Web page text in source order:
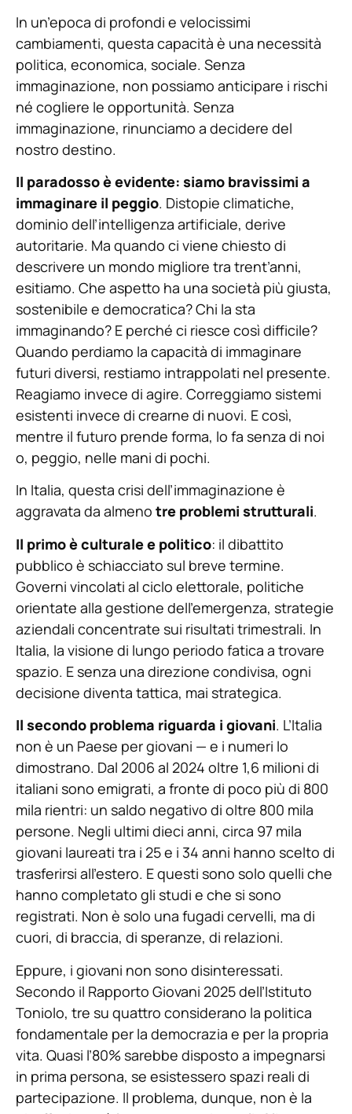
In un’epoca di profondi e velocissimi
cambiamenti, questa capacità è una necessità
politica, economica, sociale. Senza
immaginazione, non possiamo anticipare i rischi
né cogliere le opportunità. Senza
immaginazione, rinunciamo a decidere del
nostro destino.
Il paradosso è evidente: siamo bravissimi a
immaginare il peggio. Distopie climatiche,
dominio dell’intelligenza artificiale, derive
autoritarie. Ma quando ci viene chiesto di
descrivere un mondo migliore tra trent’anni,
esitiamo. Che aspetto ha una società più giusta,
sostenibile e democratica? Chi la sta
immaginando? E perché ci riesce così difficile?
Quando perdiamo la capacità di immaginare
futuri diversi, restiamo intrappolati nel presente.
Reagiamo invece di agire. Correggiamo sistemi
esistenti invece di crearne di nuovi. E così,
mentre il futuro prende forma, lo fa senza di noi
o, peggio, nelle mani di pochi.
In Italia, questa crisi dell’immaginazione è
aggravata da almeno tre problemi strutturali.
Il primo è culturale e politico: il dibattito
pubblico è schiacciato sul breve termine.
Governi vincolati al ciclo elettorale, politiche
orientate alla gestione dell’emergenza, strategie
aziendali concentrate sui risultati trimestrali. In
Italia, la visione di lungo periodo fatica a trovare
spazio. E senza una direzione condivisa, ogni
decisione diventa tattica, mai strategica.
Il secondo problema riguarda i giovani. L’Italia
non è un Paese per giovani — e i numeri lo
dimostrano. Dal 2006 al 2024 oltre 1,6 milioni di
italiani sono emigrati, a fronte di poco più di 800
mila rientri: un saldo negativo di oltre 800 mila
persone. Negli ultimi dieci anni, circa 97 mila
giovani laureati tra i 25 e i 34 anni hanno scelto di
trasferirsi all’estero. E questi sono solo quelli che
hanno completato gli studi e che si sono
registrati. Non è solo una fugadi cervelli, ma di
cuori, di braccia, di speranze, di relazioni.
Eppure, i giovani non sono disinteressati.
Secondo il Rapporto Giovani 2025 dell’Istituto
Toniolo, tre su quattro considerano la politica
fondamentale per la democrazia e per la propria
vita. Quasi l’80% sarebbe disposto a impegnarsi
in prima persona, se esistessero spazi reali di
partecipazione. Il problema, dunque, non è la